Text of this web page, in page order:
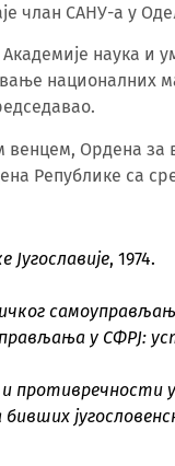
члан САНУ-а у
наука и
националних
венцем, Ордена
Републике са
Југославије, 1974.
у СФРЈ:
противречности